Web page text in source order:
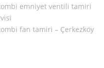
emniyet ventili tamiri
fan tamiri – Çerkezköy